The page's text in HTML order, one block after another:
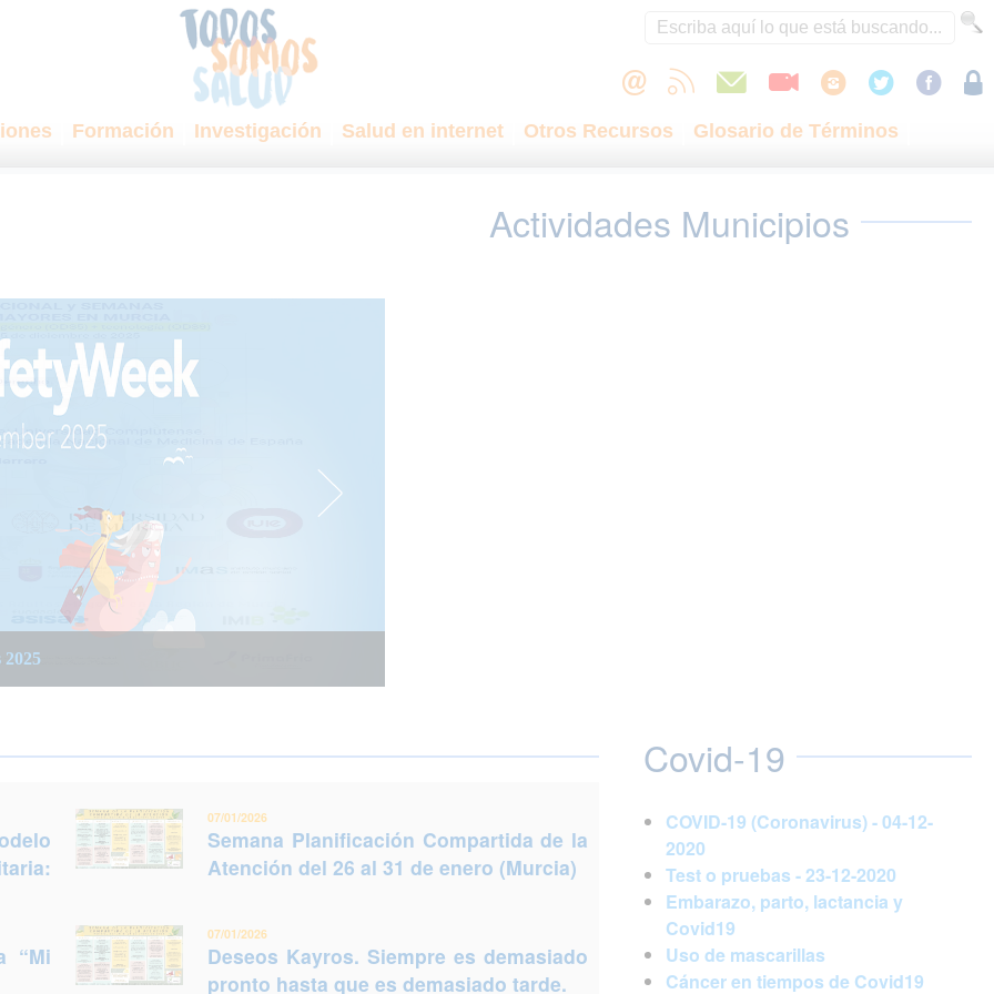
Formación Investigación Salud en internet Otros Recursos
Glosario de Términos
integrada social y sanitaria: Trabajar juntos
del 26 al 31 de enero (Murcia)
2025
Actividades Municipios
07/01/2026
Semana Planificación Compartida de la
Atención del 26 al 31 de enero (Murcia)
“Mi
07/01/2026
Deseos Kayros. Siempre es demasiado
pronto hasta que es demasiado tarde.
Covid-19
COVID-19 (Coronavirus) - 04-12-
2020
Test o pruebas - 23-12-2020
Embarazo, parto, lactancia y
Covid19
Uso de mascarillas
Cáncer en tiempos de Covid19